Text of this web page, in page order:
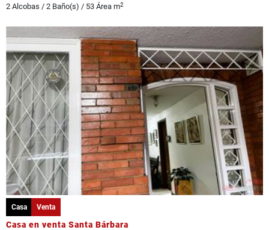
2 Alcobas / 2 Baño(s) / 53 Área m2
Casa Venta
Casa en venta Santa Bárbara